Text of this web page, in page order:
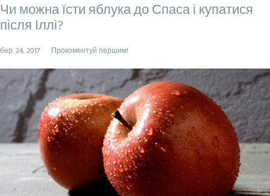
Чи можна їсти яблука до Спаса і купатися
після Іллі?
бер. 24, 2017 Прокоментуй першим!